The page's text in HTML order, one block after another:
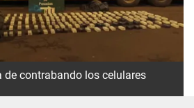
de contrabando los celulares